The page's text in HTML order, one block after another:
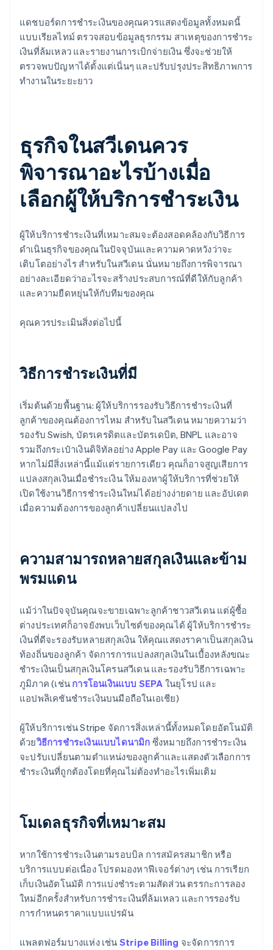
แดชบอร์ดการชำระเงินของคุณควรแสดงข้อมูลทั้งหมดนี้
แบบเรียลไทม์ ตรวจสอบข้อมูลธุรกรรม สาเหตุของการชำระ
เงินที่ล้มเหลว และรายงานการเบิกจ่ายเงิน ซึ่งจะช่วยให้
ตรวจพบปัญหาได้ตั้งแต่เนิ่นๆ และปรับปรุงประสิทธิภาพการ
ทำงานในระยะยาว
ธุรกิจในสวีเดนควร
พิจารณาอะไรบ้างเมื่อ
เลือกผู้ให้บริการชำระเงิน
ผู้ให้บริการชำระเงินที่เหมาะสมจะต้องสอดคล้องกับวิธีการ
ดำเนินธุรกิจของคุณในปัจจุบันและความคาดหวังว่าจะ
เติบโตอย่างไร สำหรับในสวีเดน นั่นหมายถึงการพิจารณา
อย่างละเอียดว่าอะไรจะสร้างประสบการณ์ที่ดีให้กับลูกค้า
และความยืดหยุ่นให้กับทีมของคุณ
คุณควรประเมินสิ่งต่อไปนี้
วิธีการชำระเงินที่มี
เริ่มต้นด้วยพื้นฐาน: ผู้ให้บริการรองรับวิธีการชำระเงินที่
ลูกค้าของคุณต้องการไหม สำหรับในสวีเดน หมายความว่า
รองรับ Swish, บัตรเครดิตและบัตรเดบิต, BNPL และอาจ
รวมถึงกระเป๋าเงินดิจิทัลอย่าง Apple Pay และ Google Pay
หากไม่มีสิ่งเหล่านี้แม้แต่รายการเดียว คุณก็อาจสูญเสียการ
แปลงสกุลเงินเมื่อชำระเงิน ให้มองหาผู้ให้บริการที่ช่วยให้
เปิดใช้งานวิธีการชำระเงินใหม่ได้อย่างง่ายดาย และอัปเดต
เมื่อความต้องการของลูกค้าเปลี่ยนแปลงไป
ความสามารถหลายสกุลเงินและข้าม
พรมแดน
แม้ว่าในปัจจุบันคุณจะขายเฉพาะลูกค้าชาวสวีเดน แต่ผู้ซื้อ
ต่างประเทศก็อาจยังพบเว็บไซต์ของคุณได้ ผู้ให้บริการชำระ
เงินที่ดีจะรองรับหลายสกุลเงิน ให้คุณแสดงราคาเป็นสกุลเงิน
ท้องถิ่นของลูกค้า จัดการการแปลงสกุลเงินในเบื้องหลังขณะ
ชำระเงินเป็นสกุลเงินโครนสวีเดน และรองรับวิธีการเฉพาะ
ภูมิภาค (เช่น การโอนเงินแบบ SEPA ในยุโรป และ
แอปพลิเคชันชำระเงินบนมือถือในเอเชีย)
ผู้ให้บริการเช่น Stripe จัดการสิ่งเหล่านี้ทั้งหมดโดยอัตโนมัติ
ด้วยวิธีการชำระเงินแบบไดนามิก ซึ่งหมายถึงการชำระเงิน
จะปรับเปลี่ยนตามตำแหน่งของลูกค้าและแสดงตัวเลือกการ
ชำระเงินที่ถูกต้องโดยที่คุณไม่ต้องทำอะไรเพิ่มเติม
โมเดลธุรกิจที่เหมาะสม
หากใช้การชำระเงินตามรอบบิล การสมัครสมาชิก หรือ
บริการแบบต่อเนื่อง โปรดมองหาฟีเจอร์ต่างๆ เช่น การเรียก
เก็บเงินอัตโนมัติ การแบ่งชำระตามสัดส่วน ตรรกะการลอง
ใหม่อีกครั้งสำหรับการชำระเงินที่ล้มเหลว และการรองรับ
การกำหนดราคาแบบแปรผัน
แพลตฟอร์มบางแห่ง เช่น Stripe Billing จะจัดการการ